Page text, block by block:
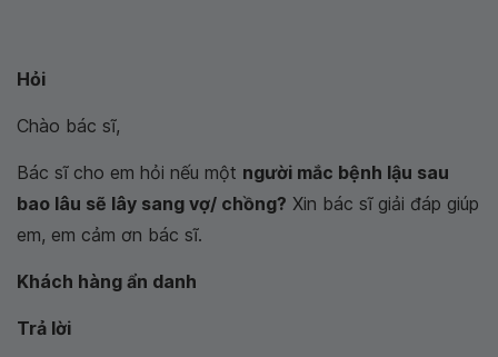
Hỏi
Chào bác sĩ,
Bác sĩ cho em hỏi nếu một người mắc bệnh lậu sau
bao lâu sẽ lây sang vợ/ chồng? Xin bác sĩ giải đáp giúp
em, em cảm ơn bác sĩ.
Khách hàng ẩn danh
Trả lời